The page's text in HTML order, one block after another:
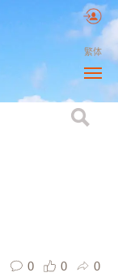
繁体
0 0 0